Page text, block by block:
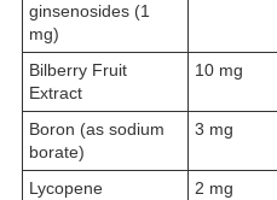
ginsenosides (1
mg)
Bilberry Fruit
Extract
10 mg
Boron (as sodium
borate)
3 mg
Lycopene 2 mg